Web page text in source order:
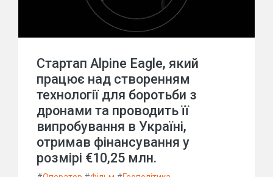
Стартап Alpine Eagle, який
працює над створенням
технології для боротьби з
дронами та проводить її
випробування в Україні,
отримав фінансування у
розмірі €10,25 млн.